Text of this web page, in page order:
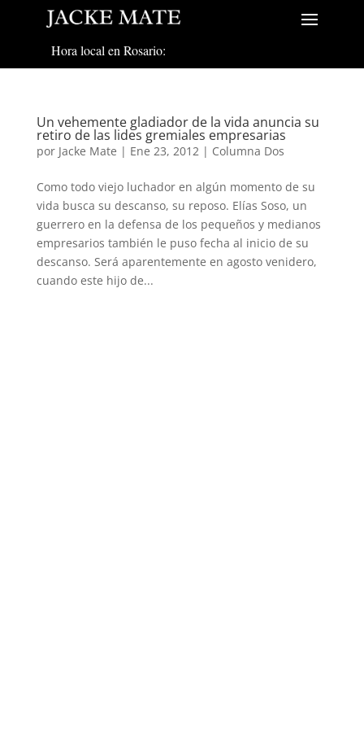
Hora local en Rosario:
Un vehemente gladiador de la vida anuncia su
retiro de las lides gremiales empresarias
por Jacke Mate | Ene 23, 2012 | Columna Dos
Como todo viejo luchador en algún momento de su
vida busca su descanso, su reposo. Elías Soso, un
guerrero en la defensa de los pequeños y medianos
empresarios también le puso fecha al inicio de su
descanso. Será aparentemente en agosto venidero,
cuando este hijo de...